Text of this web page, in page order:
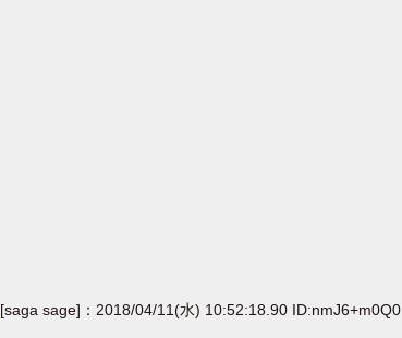
[saga sage]：2018/04/11(水) 10:52:18.90 ID:nmJ6+m0Q0